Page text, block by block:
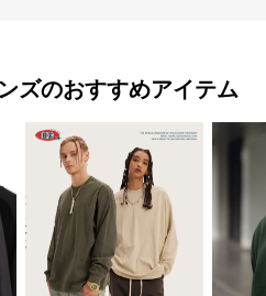
ズのおすすめアイテム